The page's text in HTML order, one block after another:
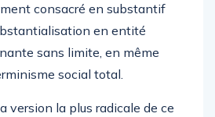
consacré en substantif
en entité
sans limite, en même
social total.
version la plus radicale de ce